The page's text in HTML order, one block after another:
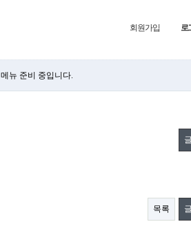
회원가입 로
메뉴 준비 중입니다.
목록